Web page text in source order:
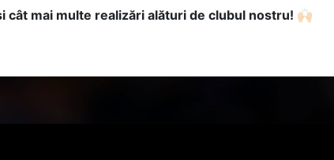
mai multe realizări alături de clubul nostru! 🙌🏻